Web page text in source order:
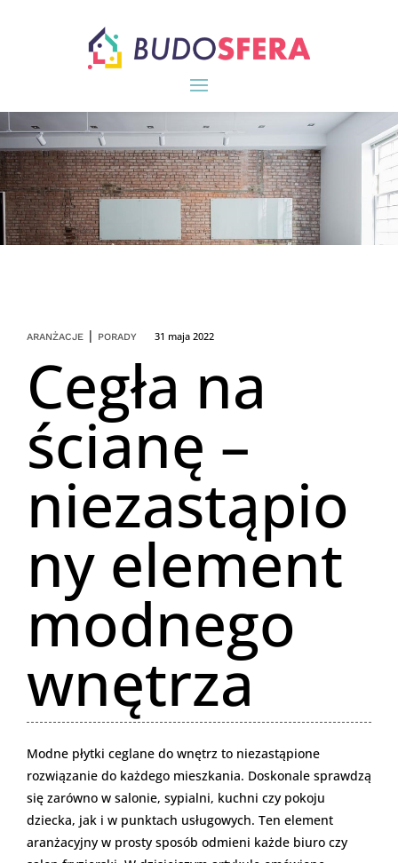
ARANŻACJE | PORADY 31 maja 2022
Cegła na
ścianę –
niezastąpio
ny element
modnego
wnętrza
Modne płytki ceglane do wnętrz to niezastąpione
rozwiązanie do każdego mieszkania. Doskonale sprawdzą
się zarówno w salonie, sypialni, kuchni czy pokoju
dziecka, jak i w punktach usługowych. Ten element
aranżacyjny w prosty sposób odmieni każde biuro czy